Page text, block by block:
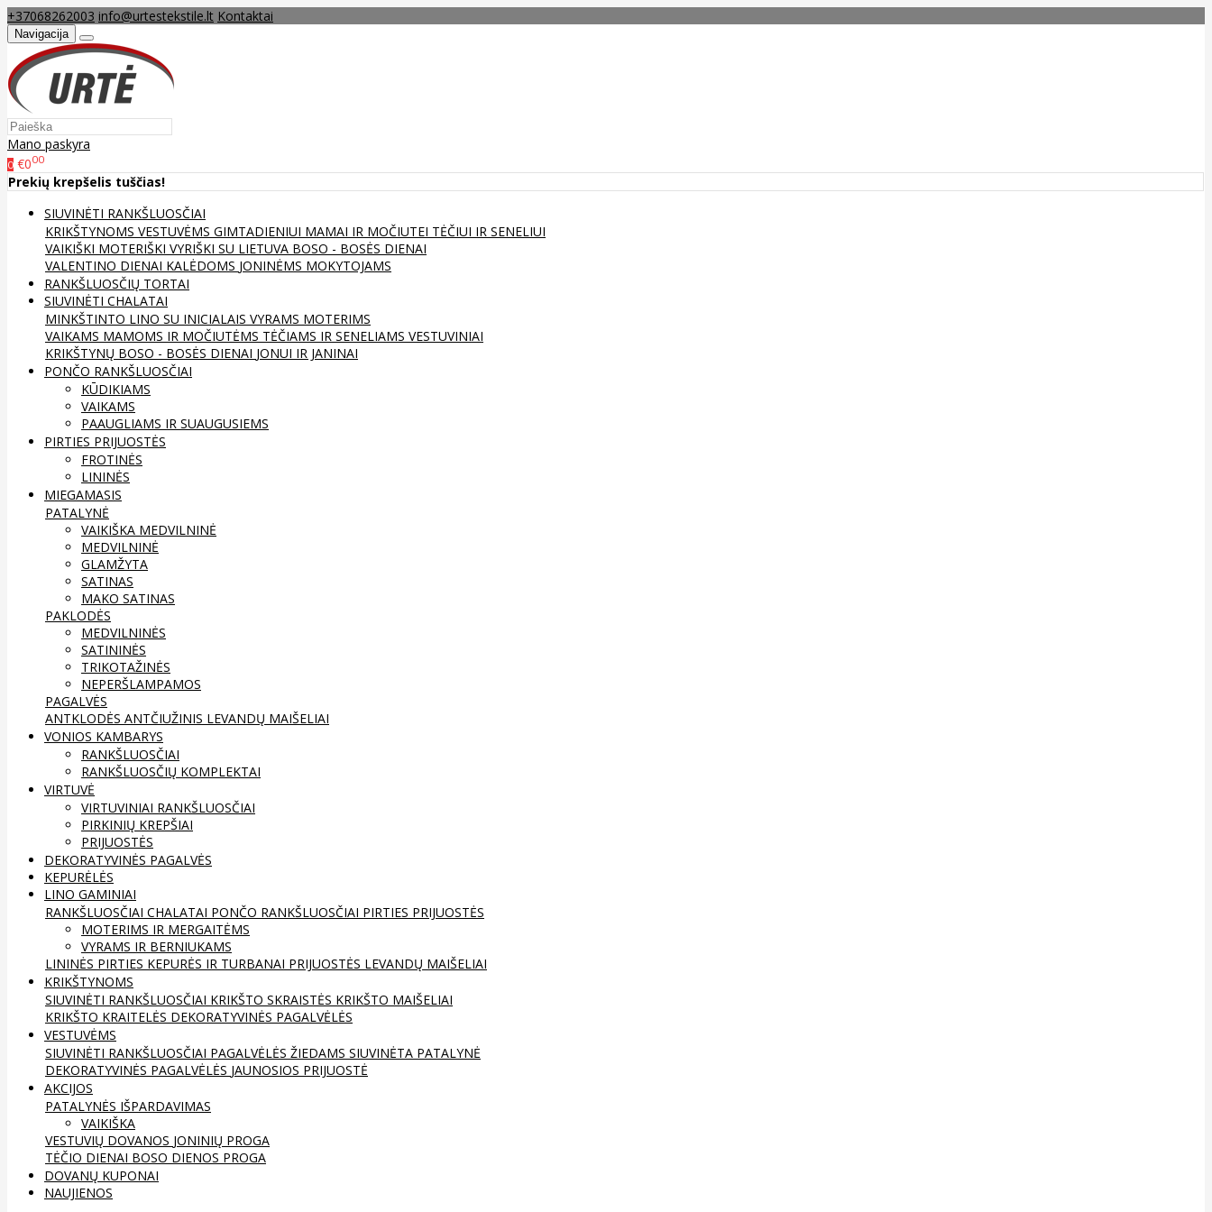
+37068262003 info@urtestekstile.lt Kontaktai
Navigacija
Mano paskyra
0 €000
Prekių krepšelis tuščias!
SIUVINĖTI RANKŠLUOSČIAI
KRIKŠTYNOMS VESTUVĖMS GIMTADIENIUI MAMAI IR MOČIUTEI TĖČIUI IR SENELIUI
VAIKIŠKI MOTERIŠKI VYRIŠKI SU LIETUVA BOSO - BOSĖS DIENAI
VALENTINO DIENAI KALĖDOMS JONINĖMS MOKYTOJAMS
RANKŠLUOSČIŲ TORTAI
SIUVINĖTI CHALATAI
MINKŠTINTO LINO SU INICIALAIS VYRAMS MOTERIMS
VAIKAMS MAMOMS IR MOČIUTĖMS TĖČIAMS IR SENELIAMS VESTUVINIAI
KRIKŠTYNŲ BOSO - BOSĖS DIENAI JONUI IR JANINAI
PONČO RANKŠLUOSČIAI
KŪDIKIAMS
VAIKAMS
PAAUGLIAMS IR SUAUGUSIEMS
PIRTIES PRIJUOSTĖS
FROTINĖS
LININĖS
MIEGAMASIS
PATALYNĖ
VAIKIŠKA MEDVILNINĖ
MEDVILNINĖ
GLAMŽYTA
SATINAS
MAKO SATINAS
PAKLODĖS
MEDVILNINĖS
SATININĖS
TRIKOTAŽINĖS
NEPERŠLAMPAMOS
PAGALVĖS
ANTKLODĖS ANTČIUŽINIS LEVANDŲ MAIŠELIAI
VONIOS KAMBARYS
RANKŠLUOSČIAI
RANKŠLUOSČIŲ KOMPLEKTAI
VIRTUVĖ
VIRTUVINIAI RANKŠLUOSČIAI
PIRKINIŲ KREPŠIAI
PRIJUOSTĖS
DEKORATYVINĖS PAGALVĖS
KEPURĖLĖS
LINO GAMINIAI
RANKŠLUOSČIAI CHALATAI PONČO RANKŠLUOSČIAI PIRTIES PRIJUOSTĖS
MOTERIMS IR MERGAITĖMS
VYRAMS IR BERNIUKAMS
LININĖS PIRTIES KEPURĖS IR TURBANAI PRIJUOSTĖS LEVANDŲ MAIŠELIAI
KRIKŠTYNOMS
SIUVINĖTI RANKŠLUOSČIAI KRIKŠTO SKRAISTĖS KRIKŠTO MAIŠELIAI
KRIKŠTO KRAITELĖS DEKORATYVINĖS PAGALVĖLĖS
VESTUVĖMS
SIUVINĖTI RANKŠLUOSČIAI PAGALVĖLĖS ŽIEDAMS SIUVINĖTA PATALYNĖ
DEKORATYVINĖS PAGALVĖLĖS JAUNOSIOS PRIJUOSTĖ
AKCIJOS
PATALYNĖS IŠPARDAVIMAS
VAIKIŠKA
VESTUVIŲ DOVANOS JONINIŲ PROGA
TĖČIO DIENAI BOSO DIENOS PROGA
DOVANŲ KUPONAI
NAUJIENOS